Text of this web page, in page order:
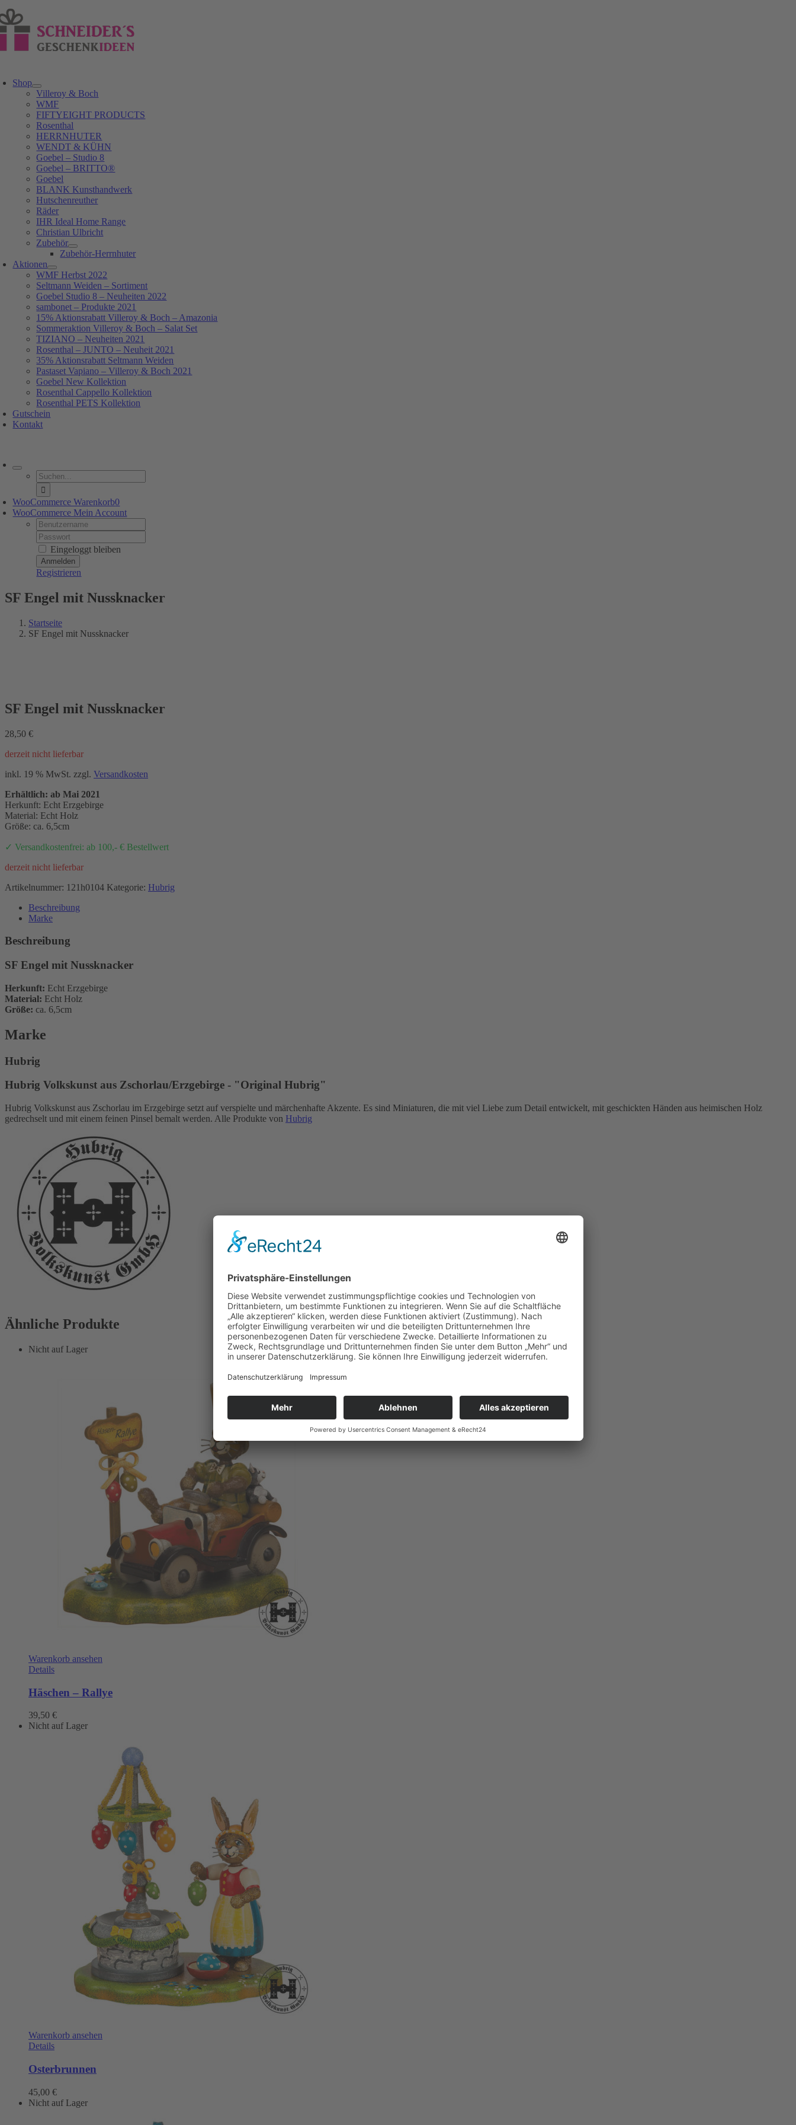
Zum
Inhalt
springen
Shop
Villeroy & Boch
WMF
FIFTYEIGHT PRODUCTS
Rosenthal
HERRNHUTER
WENDT & KÜHN
Goebel – Studio 8
Goebel – BRITTO®
Goebel
BLANK Kunsthandwerk
Hutschenreuther
Räder
IHR Ideal Home Range
Christian Ulbricht
Zubehör
Zubehör-Herrnhuter
Aktionen
WMF Herbst 2022
Seltmann Weiden – Sortiment
Goebel Studio 8 – Neuheiten 2022
sambonet – Produkte 2021
15% Aktionsrabatt Villeroy & Boch – Amazonia
Sommeraktion Villeroy & Boch – Salat Set
TIZIANO – Neuheiten 2021
Rosenthal – JUNTO – Neuheit 2021
35% Aktionsrabatt Seltmann Weiden
Pastaset Vapiano – Villeroy & Boch 2021
Goebel New Kollektion
Rosenthal Cappello Kollektion
Rosenthal PETS Kollektion
Gutschein
Kontakt
Suche
nach:
WooCommerce Warenkorb0
WooCommerce Mein Account
Username:
Password:
Eingeloggt bleiben
Registrieren
SF Engel mit Nussknacker
Startseite
SF Engel mit Nussknacker
SF Engel mit Nussknacker
28,50 €
derzeit nicht lieferbar
inkl. 19 % MwSt. zzgl. Versandkosten
Erhältlich: ab Mai 2021
Herkunft: Echt Erzgebirge
Material: Echt Holz
Größe: ca. 6,5cm
✓ Versandkostenfrei: ab 100,- € Bestellwert
derzeit nicht lieferbar
Artikelnummer: 121h0104 Kategorie: Hubrig
Beschreibung
Marke
Beschreibung
SF Engel mit Nussknacker
Herkunft: Echt Erzgebirge
Material: Echt Holz
Größe: ca. 6,5cm
Marke
Hubrig
Hubrig Volkskunst aus Zschorlau/Erzgebirge - "Original Hubrig"
Hubrig Volkskunst aus Zschorlau im Erzgebirge setzt auf verspielte und märchenhafte Akzente. Es sind Miniaturen, die mit viel Liebe zum Detail entwickelt, mit geschickten Händen aus heimischen Holz
gedrechselt und mit einem feinen Pinsel bemalt werden. Alle Produkte von Hubrig
Ähnliche Produkte
Nicht auf Lager
Warenkorb ansehen
Details
Häschen – Rallye
39,50 €
Nicht auf Lager
Warenkorb ansehen
Details
Osterbrunnen
45,00 €
Nicht auf Lager